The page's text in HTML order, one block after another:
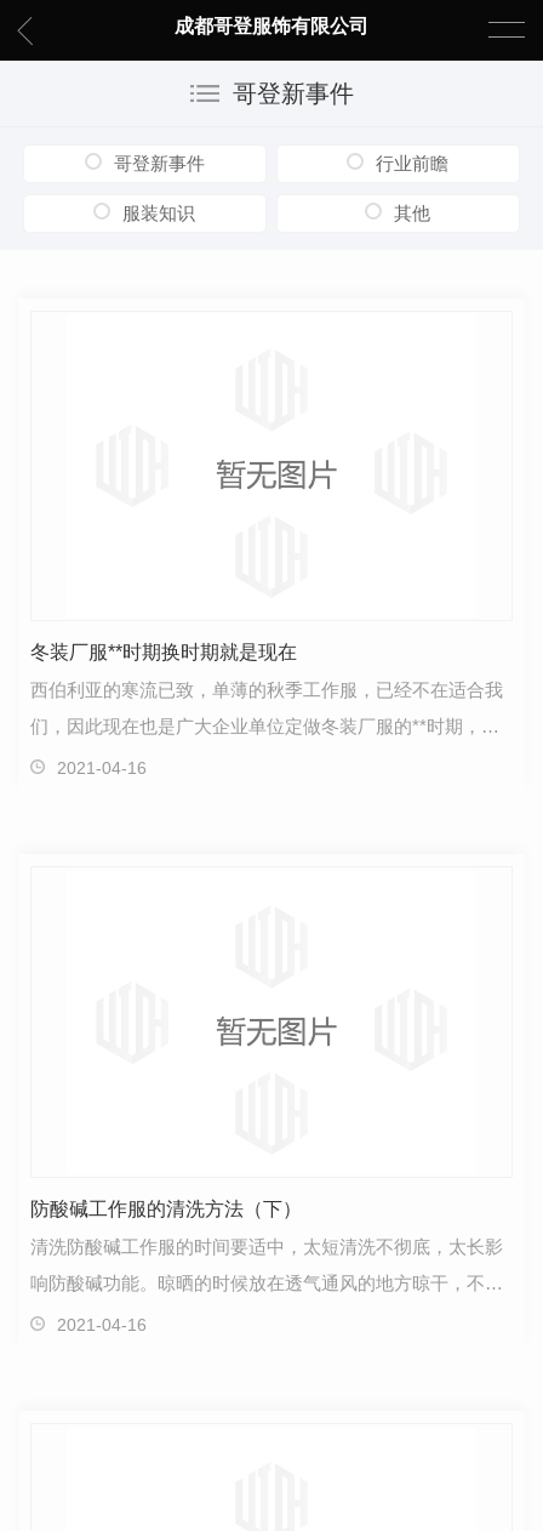
成都哥登服饰有限公司
哥登新事件
哥登新事件 行业前瞻
服装知识 其他
冬装厂服**时期换时期就是现在
西伯利亚的寒流已致，单薄的秋季工作服，已经不在适合我
们，因此现在也是广大企业单位定做冬装厂服的**时期，等
到交货的时候，也正值冬日**冷的时候，更换冬装厂服…
2021-04-16
防酸碱工作服的清洗方法（下）
清洗防酸碱工作服的时间要适中，太短清洗不彻底，太长影
响防酸碱功能。晾晒的时候放在透气通风的地方晾干，不能
在阳光下暴晒。如果有特殊要求需要熨烫，那么熨斗的…
2021-04-16